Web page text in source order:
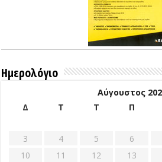
Ημερολόγιο
Αύγουστος
Δ
Τ Τ Π
3
4 5 6
10
11 12 13